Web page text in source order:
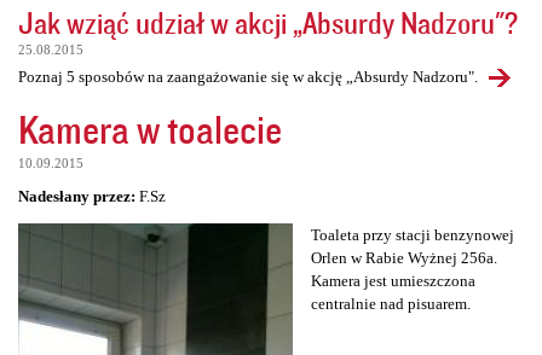
Jak wziąć udział w akcji „Absurdy Nadzoru"?
25.08.2015
Poznaj 5 sposobów na zaangażowanie się w akcję „Absurdy Nadzoru".
Kamera w toalecie
10.09.2015
Nadesłany przez: F.Sz
Toaleta przy stacji benzynowej
Orlen w Rabie Wyżnej 256a.
Kamera jest umieszczona
centralnie nad pisuarem.